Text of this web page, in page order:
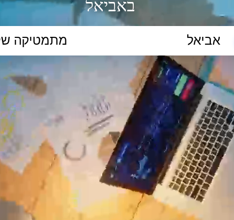
באביאל
ללמוד אונליין
ללמוד
פרונטלי
כל יסודי השכלה גבוהה הפרעות קשב וריכוז
כלי סינון